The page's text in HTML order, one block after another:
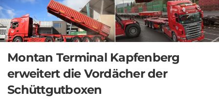
Montan Terminal Kapfenberg
erweitert die Vordächer der
Schüttgutboxen